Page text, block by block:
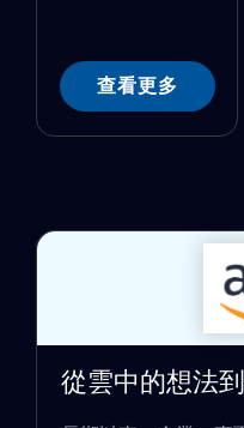
查看更多
從雲中的想法